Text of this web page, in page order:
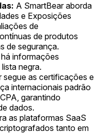
A SmartBear aborda
e Exposições
de
de produtos
de segurança.
informações
negra.
segue as certificações e
internacionais padrão
garantindo
dados.
as plataformas SaaS
tanto em